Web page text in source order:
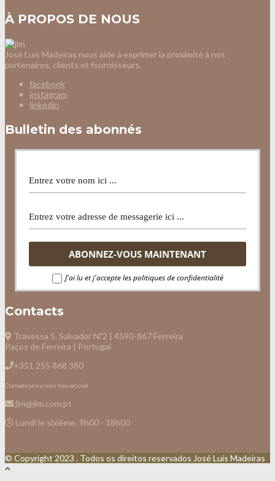
À PROPOS DE NOUS
José Luís Madeiras nous aide à exprimer la proximité à nos
partenaires, clients et fournisseurs.
facebook
instagram
linkedin
Bulletin des abonnés
J'ai lu et j'accepte les politiques de confidentialité
Contacts
Travessa S. Salvador N.º2 | 4590-867 Ferreira
Paços de Ferreira | Portugal
+351 255 868 380
Chamada para a rede fixa nacional
jlm@jlm.com.pt
Lundi le sixième. 9h00 - 18h00
© Copyright 2023 . Todos os direitos reservados José Luís Madeiras